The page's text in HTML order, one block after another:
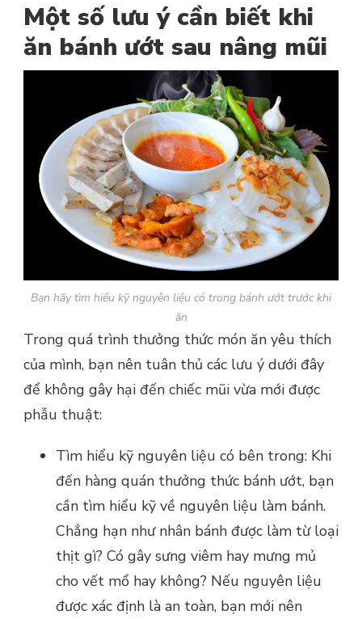
Một số lưu ý cần biết khi
ăn bánh ướt sau nâng mũi
Bạn hãy tìm hiểu kỹ nguyên liệu có trong bánh ướt trước khi
ăn
Trong quá trình thưởng thức món ăn yêu thích
của mình, bạn nên tuân thủ các lưu ý dưới đây
để không gây hại đến chiếc mũi vừa mới được
phẫu thuật:
Tìm hiểu kỹ nguyên liệu có bên trong: Khi
đến hàng quán thưởng thức bánh ướt, bạn
cần tìm hiểu kỹ về nguyên liệu làm bánh.
Chẳng hạn như nhân bánh được làm từ loại
thịt gì? Có gây sưng viêm hay mưng mủ
cho vết mổ hay không? Nếu nguyên liệu
được xác định là an toàn, bạn mới nên